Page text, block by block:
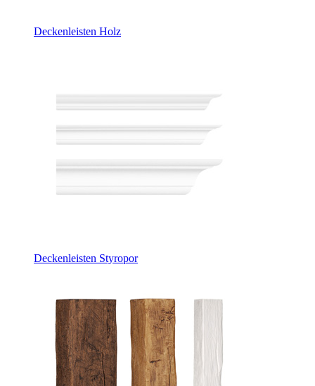
Deckenleisten Holz
Deckenleisten Styropor